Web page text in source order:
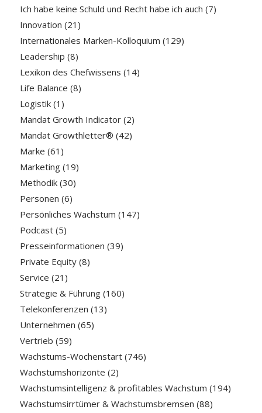
Ich habe keine Schuld und Recht habe ich auch (7)
Innovation (21)
Internationales Marken-Kolloquium (129)
Leadership (8)
Lexikon des Chefwissens (14)
Life Balance (8)
Logistik(1)
Mandat Growth Indicator(2)
Mandat Growthletter® (42)
Marke (61)
Marketing(19)
Methodik(30)
Personen (6)
Persönliches Wachstum (147)
Podcast(5)
Presseinformationen (39)
Private Equity(8)
Service (21)
Strategie & Führung(160)
Telekonferenzen (13)
Unternehmen (65)
Vertrieb (59)
Wachstums-Wochenstart(746)
Wachstumshorizonte (2)
Wachstumsintelligenz & profitables Wachstum (194)
Wachstumsirrtümer & Wachstumsbremsen (88)